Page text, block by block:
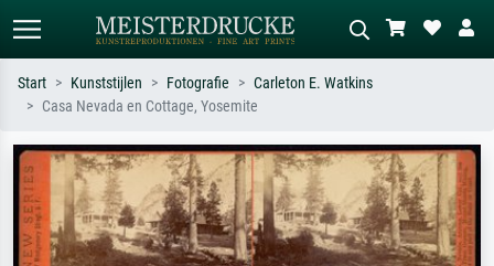
Zoek op kunstenaar, titel of stijl – bijv.
Monet, Sterrennacht, impressionisme,
Hokusai-golf, naakt.
Beschrijf de scène – bijv. groene
weide, abstract met veel rood, donker
olieverfschilderij, staand naakt naast
een boom.
Start Kunststijlen Fotografie
Carleton E. Watkins
Casa Nevada en Cottage, Yosemite